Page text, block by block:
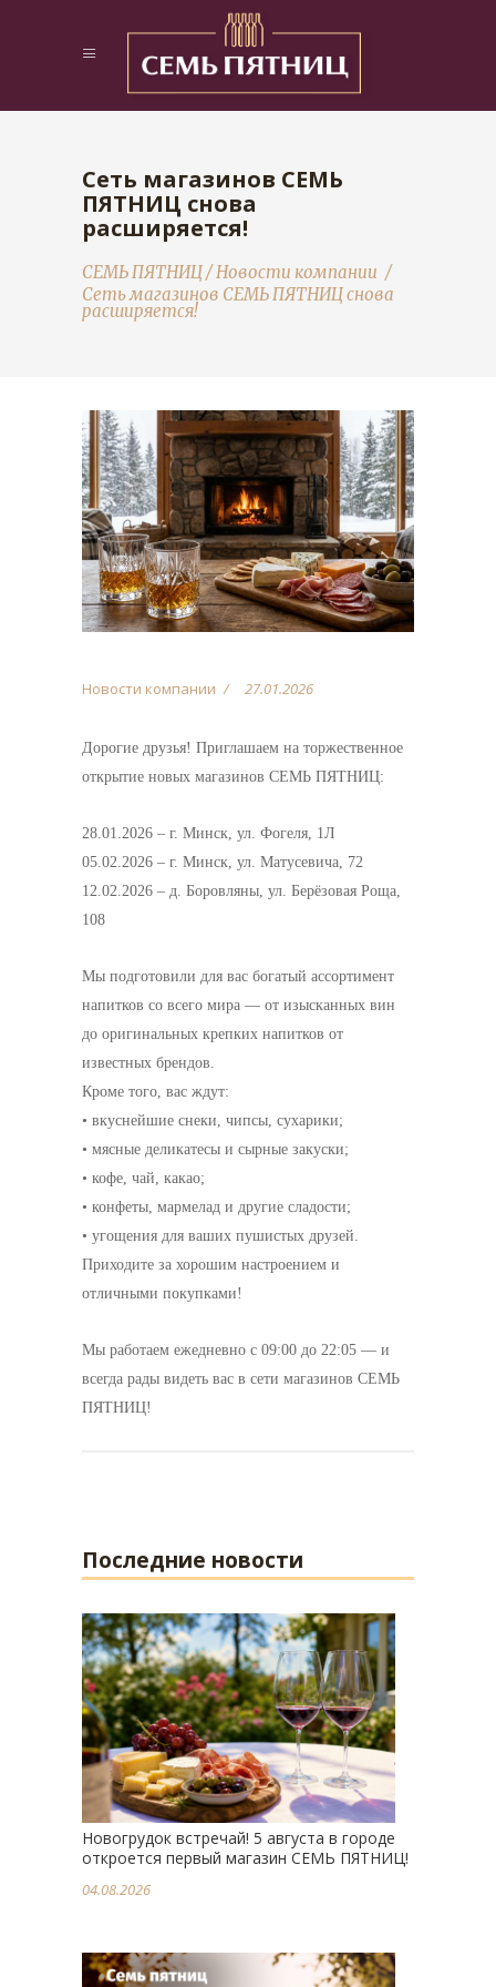
Сеть магазинов СЕМЬ
ПЯТНИЦ снова
расширяется!
СЕМЬ ПЯТНИЦ/Новости компании /
Сеть магазинов СЕМЬ ПЯТНИЦ снова
расширяется!
Новости компании 27.01.2026
Дорогие друзья! Приглашаем на торжественное
открытие новых магазинов СЕМЬ ПЯТНИЦ:
28.01.2026 – г. Минск, ул. Фогеля, 1Л
05.02.2026 – г. Минск, ул. Матусевича, 72
12.02.2026 – д. Боровляны, ул. Берёзовая Роща,
108
Мы подготовили для вас богатый ассортимент
напитков со всего мира — от изысканных вин
до оригинальных крепких напитков от
известных брендов.
Кроме того, вас ждут:
• вкуснейшие снеки, чипсы, сухарики;
• мясные деликатесы и сырные закуски;
• кофе, чай, какао;
• конфеты, мармелад и другие сладости;
• угощения для ваших пушистых друзей.
Приходите за хорошим настроением и
отличными покупками!
Мы работаем ежедневно с 09:00 до 22:05 — и
всегда рады видеть вас в сети магазинов СЕМЬ
ПЯТНИЦ!
Последние новости
Новогрудок встречай! 5 августа в городе
откроется первый магазин СЕМЬ ПЯТНИЦ!
04.08.2026